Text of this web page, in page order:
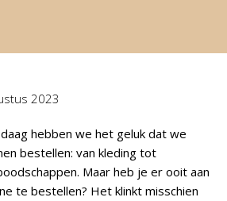
2023
hebben we het geluk dat we
bestellen: van kleding tot
Maar heb je er ooit aan
te bestellen? Het klinkt misschien